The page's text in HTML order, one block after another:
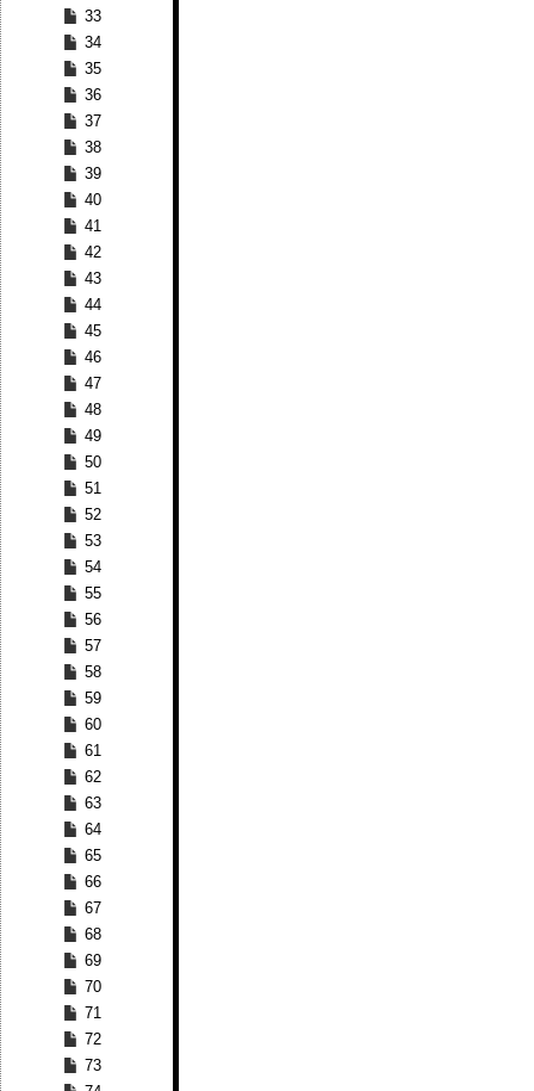
33
34
35
36
37
38
39
40
41
42
43
44
45
46
47
48
49
50
51
52
53
54
55
56
57
58
59
60
61
62
63
64
65
66
67
68
69
70
71
72
73